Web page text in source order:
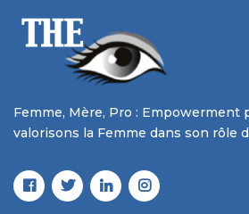
Femme, Mère, Pro : Empowerment
valorisons la Femme dans son rôle